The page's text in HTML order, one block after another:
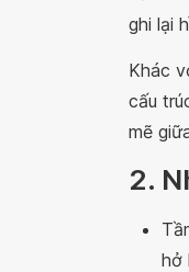
ghi lại
Khác
cấu
mẽ
2.
hở